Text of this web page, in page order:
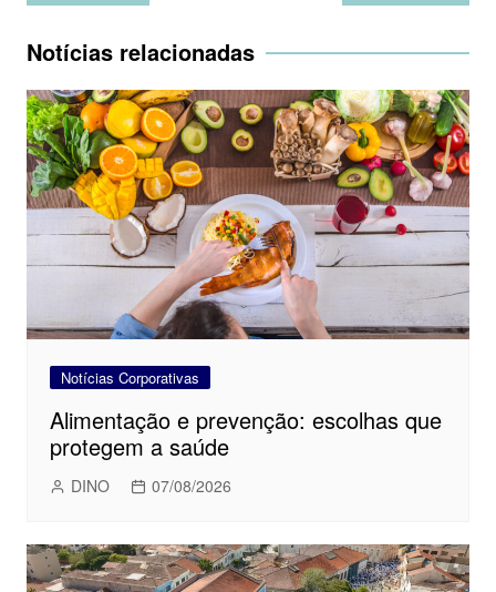
Post
Notícias relacionadas
Notícias Corporativas
Alimentação e prevenção: escolhas que
protegem a saúde
DINO 07/08/2026